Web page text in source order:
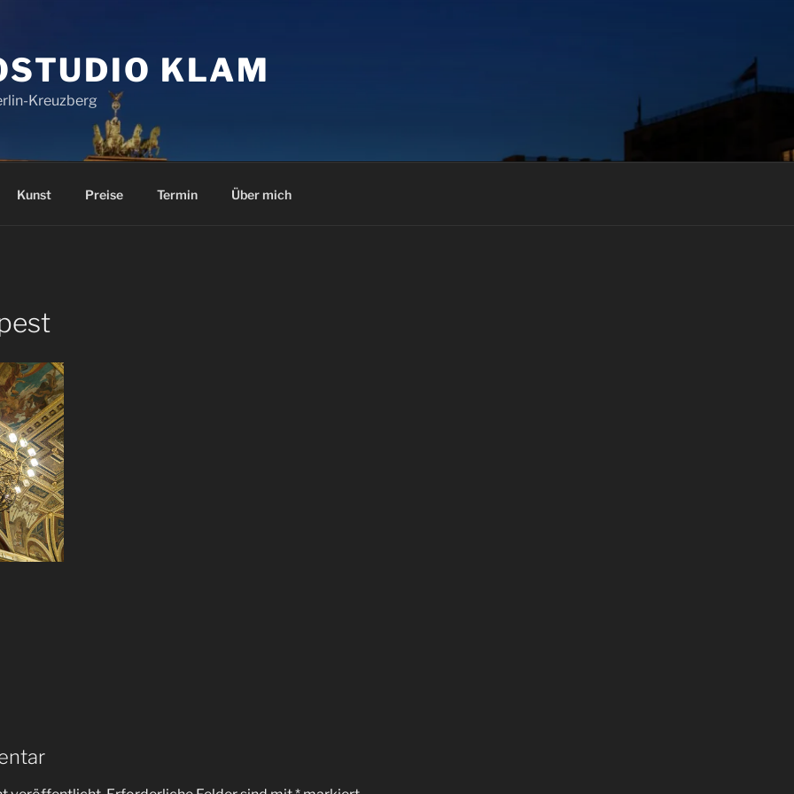
KLAM
Kreuzberg
Kunst Preise Termin Über mich